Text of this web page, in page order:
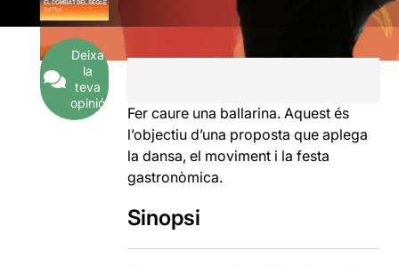
Deixa
la
teva
opinió
Fer caure una ballarina. Aquest és
l’objectiu d’una proposta que aplega
la dansa, el moviment i la festa
gastronòmica.
Sinopsi